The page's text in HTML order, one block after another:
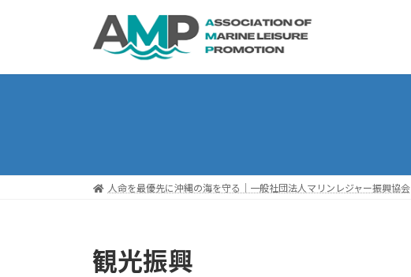
人命を最優先に沖縄の海を守る｜一般社団法人マリンレジャー振興協会
観光振興